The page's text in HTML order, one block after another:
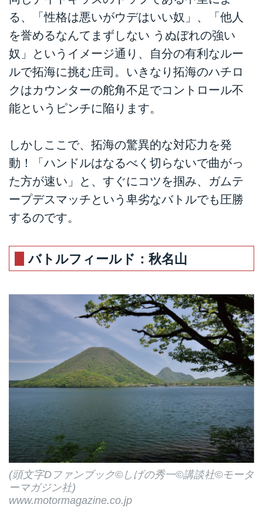
る、「性格は悪いがウデはいい奴」、「他人
を誉めるなんてまずしない うぬぼれの強い
奴」というイメージ通り、自分の有利なルー
ルで拓海に挑む庄司。いきなり拓海のハチロ
クはカウンターの舵角不足でコントロール不
能というピンチに陥ります。
しかしここで、拓海の驚異的な対応力を発
動！「ハンドルはなるべく切らないで曲がっ
た方が速い」と、すぐにコツを掴み、ガムテ
ープデスマッチという卑劣なバトルでも圧勝
するのです。
バトルフィールド：秋名山
(頭文字Dファンブック©しげの秀一©講談社©モータ
ーマガジン社)
www.motormagazine.co.jp